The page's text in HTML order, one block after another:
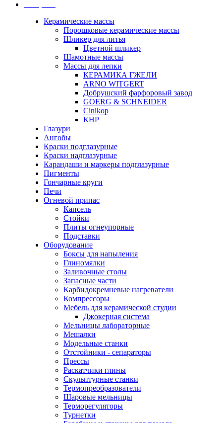
Керамические массы
Порошковые керамические массы
Шликер для литья
Цветной шликер
Шамотные массы
Массы для лепки
КЕРАМИКА ГЖЕЛИ
ARNO WITGERT
Добрушский фарфоровый завод
GOERG & SCHNEIDER
Cinikop
КНР
Глазури
Ангобы
Краски подглазурные
Краски надглазурные
Карандаши и маркеры подглазурные
Пигменты
Гончарные круги
Печи
Огневой припас
Капсель
Стойки
Плиты огнеупорные
Подставки
Оборудование
Боксы для напыления
Глиномялки
Заливочные столы
Запасные части
Карбидокремневые нагреватели
Компрессоры
Мебель для керамической студии
Джокерная система
Мельницы лабораторные
Мешалки
Модельные станки
Отстойники - сепараторы
Прессы
Раскатчики глины
Скульптурные станки
Термопреобразователи
Шаровые мельницы
Терморегуляторы
Турнетки